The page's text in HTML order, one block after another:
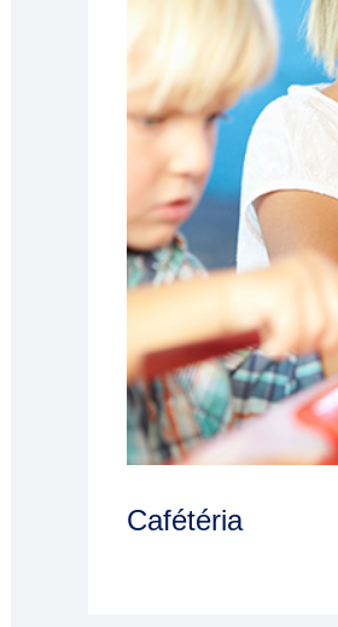
Cafétéria